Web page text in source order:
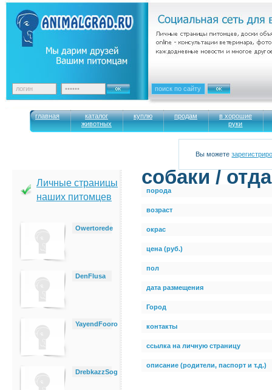
главная
каталог
животных
куплю продам
в хорошие
руки
Вы можете
Личные страницы
наших питомцев
Owertorede
DenFlusa
YayendFooro
DrebkazzSog
cобаки /
порода
возраст
окрас
цена (руб.)
пол
дата размещения
Город
контакты
ссылка на личную страницу
описание (родители, паспорт и т.д.)